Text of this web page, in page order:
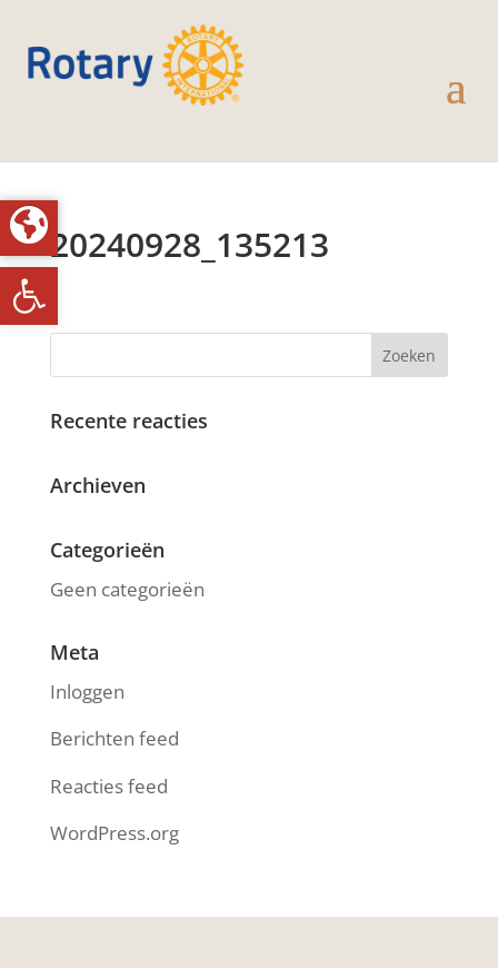
Toolbar openen
20240928_135213
Recente reacties
Archieven
Categorieën
Geen categorieën
Meta
Inloggen
Berichten feed
Reacties feed
WordPress.org